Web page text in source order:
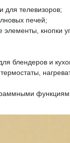
для телевизоров;
печей;
кнопки
блендеров и